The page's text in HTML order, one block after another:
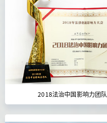
2018法治中国影响力团队